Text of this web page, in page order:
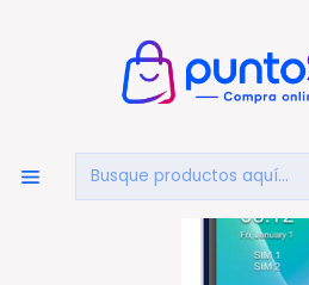
CELULARES Y
Celular Senior 4g Dual